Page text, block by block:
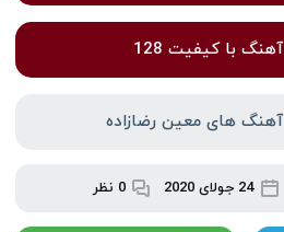
با کیفیت 128
آهنگ های معین رضازاده
24 جولای 2020 0 نظر